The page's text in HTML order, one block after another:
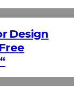
Design